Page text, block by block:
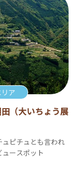
ア
（大いちょう展
ュピチュとも言われ
ースポット